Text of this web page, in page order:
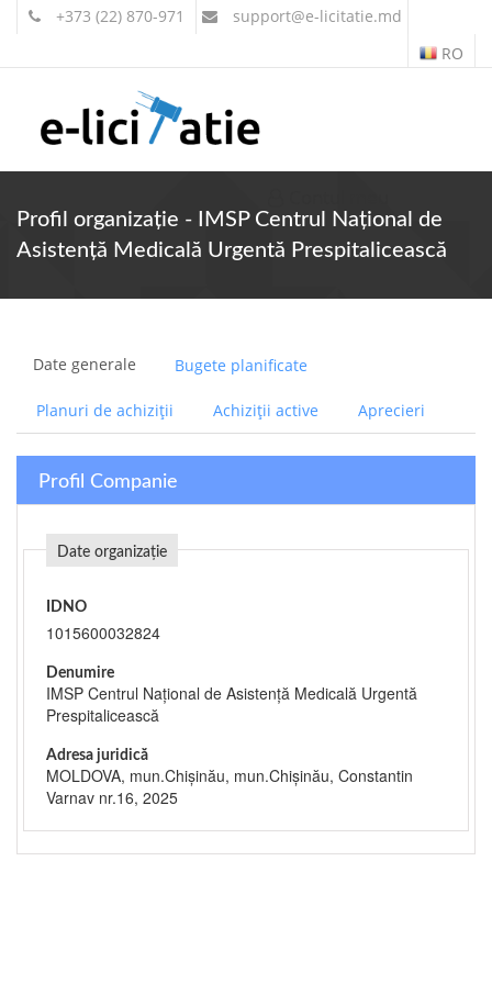
+373 (22) 870-971 support@e-licitatie.md
RO
Profil organizație - IMSP Centrul Național de
Asistență Medicală Urgentă Prespitalicească
Date generale Bugete planificate
Planuri de achiziții Achiziții active Aprecieri
Profil Companie
Date organizație
IDNO
1015600032824
Denumire
IMSP Centrul Național de Asistență Medicală Urgentă
Prespitalicească
Adresa juridică
MOLDOVA, mun.Chişinău, mun.Chişinău, Constantin
Varnav nr.16, 2025